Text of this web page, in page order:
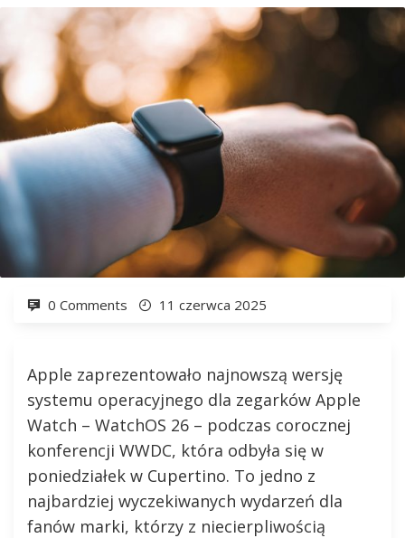
0 Comments 11 czerwca 2025
Apple zaprezentowało najnowszą wersję
systemu operacyjnego dla zegarków Apple
Watch – WatchOS 26 – podczas corocznej
konferencji WWDC, która odbyła się w
poniedziałek w Cupertino. To jedno z
najbardziej wyczekiwanych wydarzeń dla
fanów marki, którzy z niecierpliwością